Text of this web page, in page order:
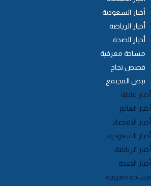
أخبار السعودية
أخبار الرياضة
أخبار الصحة
مساحة معرفية
قصص نجاح
نبض المجتمع
عاجلة
العالم
الاقتصاد
السعودية
الرياضة
الصحة
معرفية